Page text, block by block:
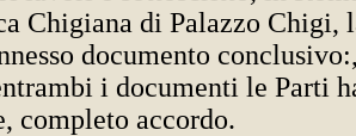
Chigiana di Palazzo Chigi,
documento
i documenti le Parti
completo accordo.